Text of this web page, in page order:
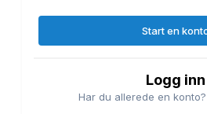
Start en
Logg inn
Har du allerede en